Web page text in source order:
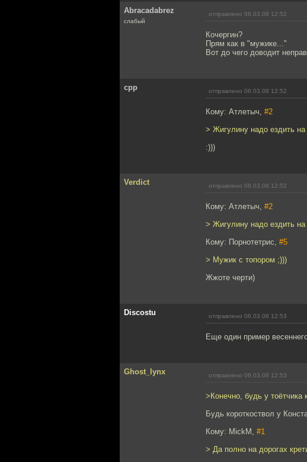
Abracadabrez
слабый
отправлено 06.03.08 12:52
Кочергин?
Прям как в "мужике..."
Вот до чего доводит
cpp отправлено 06.03.08 12:52
Кому: Атлетыч, #2
> Жигулину надо ездить
:)))
Verdict отправлено 06.03.08 12:52
Кому: Атлетыч, #2
> Жигулину надо ездить
Кому: Порнотетрис, #5
> Мужик с топором ;)))
Жжоте черти)
Discostu отправлено 06.03.08 12:53
Еще один пример
Ghost_lynx отправлено 06.03.08 12:53
>Конечно, будь у тоётчика
Будь короткоствол у
Кому: MickM, #1
> Да полно на дорогах